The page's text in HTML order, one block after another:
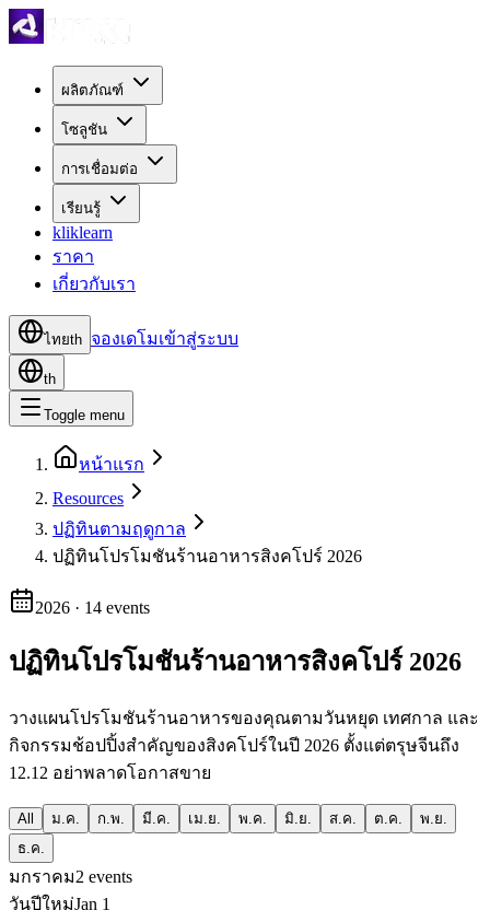
ผลิตภัณฑ์
โซลูชัน
การเชื่อมต่อ
เรียนรู้
kliklearn
ราคา
เกี่ยวกับเรา
ไทยth จองเดโมเข้าสู่ระบบ
th
Toggle menu
หน้าแรก
Resources
ปฏิทินตามฤดูกาล
ปฏิทินโปรโมชันร้านอาหารสิงคโปร์ 2026
2026 · 14 events
ปฏิทินโปรโมชันร้านอาหารสิงคโปร์ 2026
วางแผนโปรโมชันร้านอาหารของคุณตามวันหยุด เทศกาล และ
กิจกรรมช้อปปิ้งสำคัญของสิงคโปร์ในปี 2026 ตั้งแต่ตรุษจีนถึง
12.12 อย่าพลาดโอกาสขาย
All ม.ค. ก.พ. มี.ค. เม.ย. พ.ค. มิ.ย. ส.ค. ต.ค.
พ.ย.
ธ.ค.
มกราคม2 events
วันปีใหม่Jan 1